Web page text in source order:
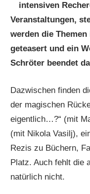
intensiven
Veranstaltungen,
werden die
geteasert und ein
Schröter beendet
Dazwischen finden
der magischen
eigentlich…?“ (mit
(mit Nikola Vasilj),
Rezis zu Büchern,
Platz. Auch fehlt die
natürlich nicht.